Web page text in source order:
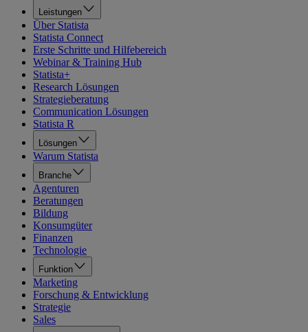
Leistungen
Über Statista
Statista Connect
Erste Schritte und Hilfebereich
Webinar & Training Hub
Statista+
Research Lösungen
Strategieberatung
Communication Lösungen
Statista R
Lösungen
Warum Statista
Branche
Agenturen
Beratungen
Bildung
Konsumgüter
Finanzen
Technologie
Funktion
Marketing
Forschung & Entwicklung
Strategie
Sales